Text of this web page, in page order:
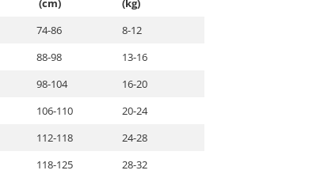
(cm)
(kg)
74-86
8-12
88-98
13-16
98-104
16-20
106-110
20-24
112-118
24-28
118-125
28-32